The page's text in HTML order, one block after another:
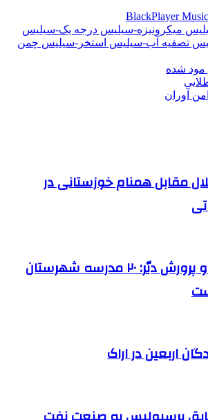
BlackPlayer
میکرونیزه-سیلیس درجه یک-سیلیس
تصفیه آب-سیلیس استخر-سیلیس چمن
مود شده
آوران
مقابل همنام خوزستانی در
مدیر آموزش و پرورش دیّر: ۲۰ مدرسه شهرستان
اربعین در اراک